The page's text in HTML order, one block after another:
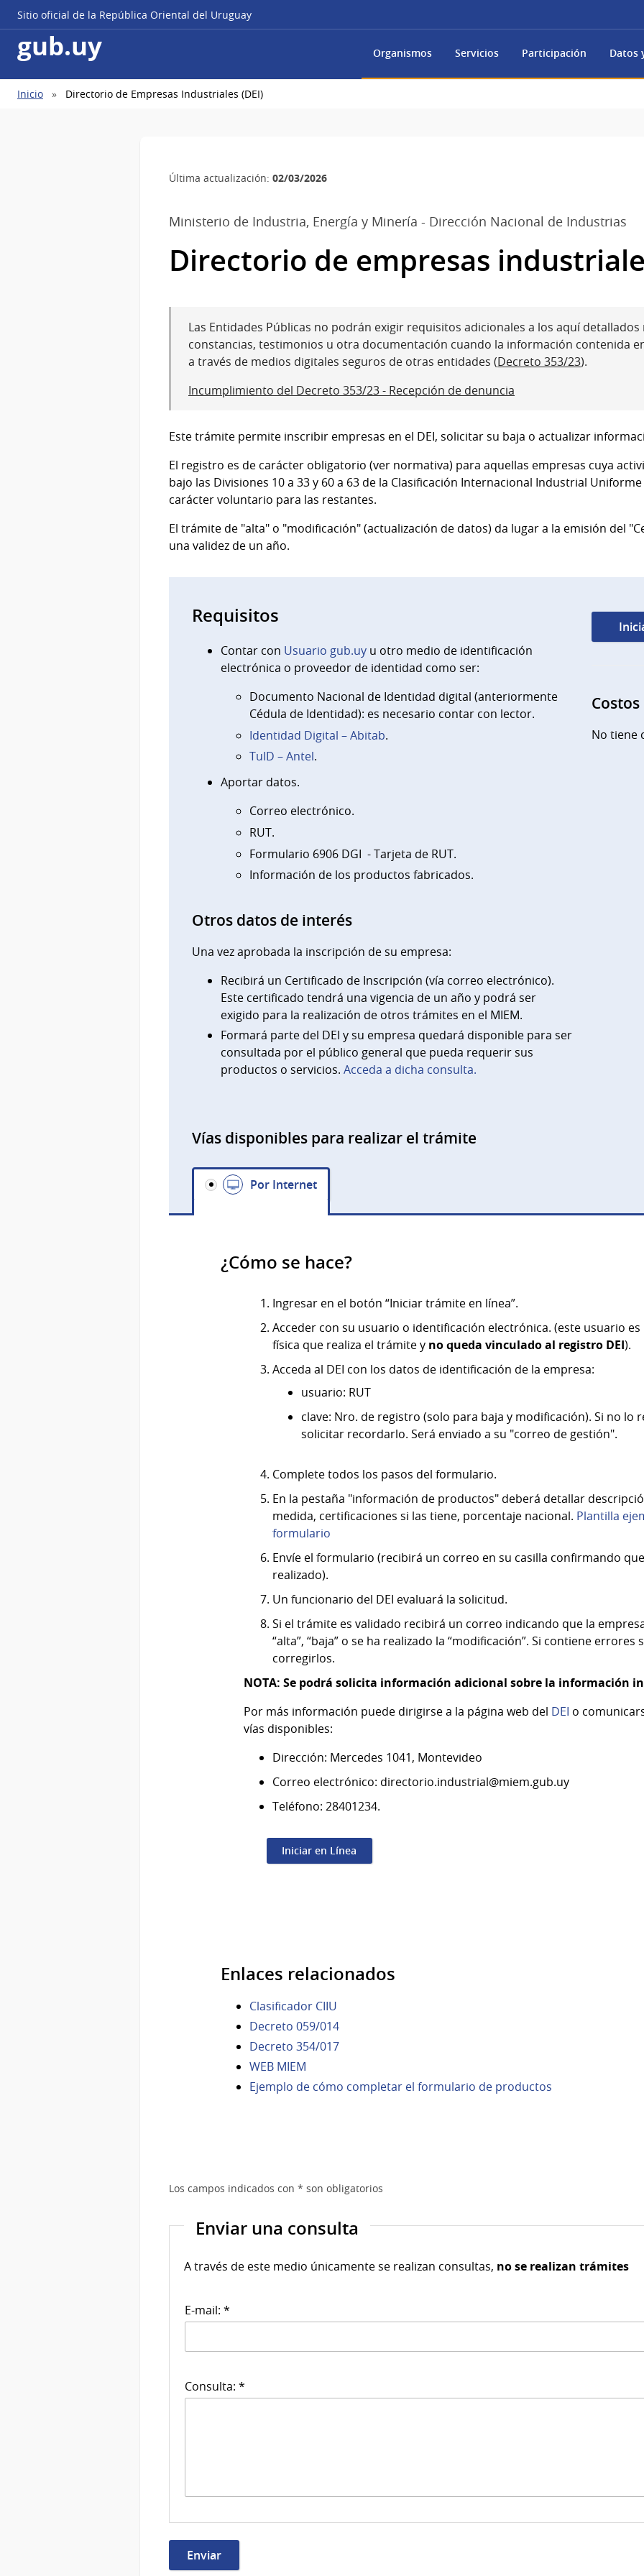
Sitio oficial de la República Oriental del Uruguay
gub.uy Organismos Servicios Participación Datos
Ruta
Inicio Directorio de Empresas Industriales (DEI)
Última actualización: 02/03/2026
Ministerio de Industria, Energía y Minería - Dirección Nacional de Industrias
Directorio de empresas
Las Entidades Públicas no podrán exigir requisitos adicionales a los aquí
constancias, testimonios u otra documentación cuando la información contenida
a través de medios digitales seguros de otras entidades (Decreto 353/23).
Incumplimiento del Decreto 353/23 - Recepción de denuncia
Este trámite permite inscribir empresas en el DEI, solicitar su baja o actualizar
El registro es de carácter obligatorio (ver normativa) para aquellas empresas cuya
bajo las Divisiones 10 a 33 y 60 a 63 de la Clasificación Internacional Industrial Uniforme
carácter voluntario para las restantes.
El trámite de "alta" o "modificación" (actualización de datos) da lugar a la emisión del
una validez de un año.
Requisitos
Contar con Usuario gub.uy u otro medio de identificación
electrónica o proveedor de identidad como ser:
Documento Nacional de Identidad digital (anteriormente
Cédula de Identidad): es necesario contar con lector.
Identidad Digital – Abitab.
TuID – Antel.
Aportar datos.
Correo electrónico.
RUT.
Formulario 6906 DGI - Tarjeta de RUT.
Información de los productos fabricados.
Otros datos de interés
Una vez aprobada la inscripción de su empresa:
Recibirá un Certificado de Inscripción (vía correo electrónico).
Este certificado tendrá una vigencia de un año y podrá ser
exigido para la realización de otros trámites en el MIEM.
Formará parte del DEI y su empresa quedará disponible para ser
consultada por el público general que pueda requerir sus
productos o servicios. Acceda a dicha consulta.
Costos
No tiene
Vías disponibles para realizar el trámite
Por Internet
¿Cómo se hace?
Ingresar en el botón “Iniciar trámite en línea”.
Acceder con su usuario o identificación electrónica. (este usuario es
física que realiza el trámite y no queda vinculado al registro DEI).
Acceda al DEI con los datos de identificación de la empresa:
usuario: RUT
clave: Nro. de registro (solo para baja y modificación). Si no lo
solicitar recordarlo. Será enviado a su "correo de gestión".
Complete todos los pasos del formulario.
En la pestaña "información de productos" deberá detallar
medida, certificaciones si las tiene, porcentaje nacional. Plantilla
formulario
Envíe el formulario (recibirá un correo en su casilla confirmando
realizado).
Un funcionario del DEI evaluará la solicitud.
Si el trámite es validado recibirá un correo indicando que la
“alta”, “baja” o se ha realizado la “modificación”. Si contiene errores
corregirlos.
NOTA: Se podrá solicita información adicional sobre la información
Por más información puede dirigirse a la página web del DEI o
vías disponibles:
Dirección: Mercedes 1041, Montevideo
Correo electrónico: directorio.industrial@miem.gub.uy
Teléfono: 28401234.
Iniciar en Línea
Enlaces relacionados
Clasificador CIIU
Decreto 059/014
Decreto 354/017
WEB MIEM
Ejemplo de cómo completar el formulario de productos
Los campos indicados con * son obligatorios
Enviar una consulta
A través de este medio únicamente se realizan consultas, no se realizan trámites
E-mail: *
Consulta: *